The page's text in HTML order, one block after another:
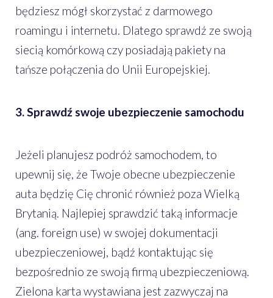
będziesz mógł skorzystać z darmowego
roamingu i internetu. Dlatego sprawdź ze swoją
siecią komórkową czy posiadają pakiety na
tańsze połączenia do Unii Europejskiej.
3. Sprawdź swoje ubezpieczenie samochodu
Jeżeli planujesz podróż samochodem, to
upewnij się, że Twoje obecne ubezpieczenie
auta będzię Cię chronić również poza Wielką
Brytanią. Najlepiej sprawdzić taką informacje
(ang. foreign use) w swojej dokumentacji
ubezpieczeniowej, bądź kontaktując się
bezpośrednio ze swoją firmą ubezpieczeniową.
Zielona karta wystawiana jest zazwyczaj na